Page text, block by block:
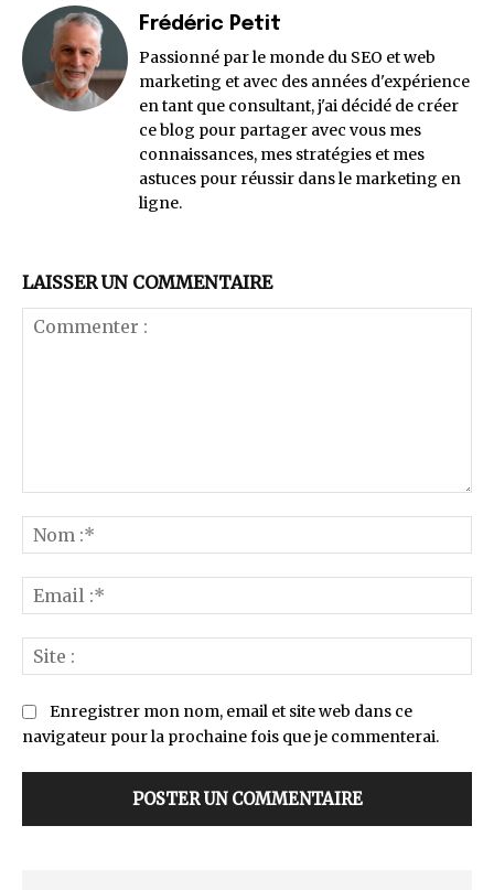
Frédéric Petit
Passionné par le monde du SEO et web
marketing et avec des années d'expérience
en tant que consultant, j'ai décidé de créer
ce blog pour partager avec vous mes
connaissances, mes stratégies et mes
astuces pour réussir dans le marketing en
ligne.
LAISSER UN COMMENTAIRE
:*
:*
:
Enregistrer mon nom, email et site web dans ce
navigateur pour la prochaine fois que je commenterai.